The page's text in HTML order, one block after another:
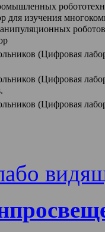
для изучения
(Цифровая
(Цифровая
(Цифровая